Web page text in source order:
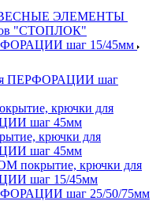
ЭЛЕМЕНТЫ
"СТОПЛОК"
шаг 15/45мм
ПЕРФОРАЦИИ шаг
крючки для
шаг 45мм
крючки для
шаг 45мм
покрытие, крючки для
шаг 15/45мм
шаг 25/50/75мм